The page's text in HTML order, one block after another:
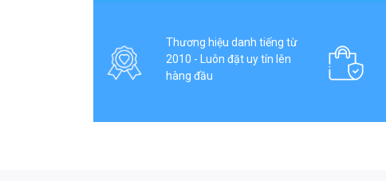
Thương hiệu danh tiếng từ
2010 - Luôn đặt uy tín lên
hàng đầu